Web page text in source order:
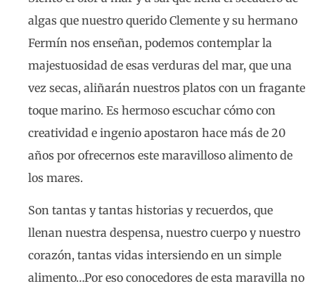
algas que nuestro querido Clemente y su hermano
Fermín nos enseñan, podemos contemplar la
majestuosidad de esas verduras del mar, que una
vez secas, aliñarán nuestros platos con un fragante
toque marino. Es hermoso escuchar cómo con
creatividad e ingenio apostaron hace más de 20
años por ofrecernos este maravilloso alimento de
los mares.
Son tantas y tantas historias y recuerdos, que
llenan nuestra despensa, nuestro cuerpo y nuestro
corazón, tantas vidas intersiendo en un simple
alimento…Por eso conocedores de esta maravilla no